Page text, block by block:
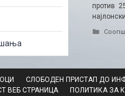
против
СЛОБОДЕН ПРИСТАП ДО
ВЕБ СТРАНИЦА
ПОЛИТИКА ЗА